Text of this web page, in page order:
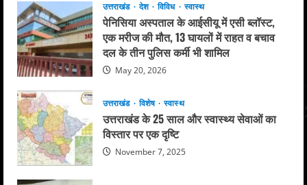
उत्तराखंड देश विविध स्वास्थ
पेनिसिया अस्पताल के आईसीयू में एसी ब्लॉस्ट,
एक मरीज की मौत, 13 घायलों में राहत व बचाव
दल के तीन पुलिस कर्मी भी शामिल
May 20, 2026
उत्तराखंड विशेष स्वास्थ
उत्तराखंड के 25 साल और स्वास्थ्य सेवाओं का
विस्तार पर एक दृष्टि
November 7, 2025